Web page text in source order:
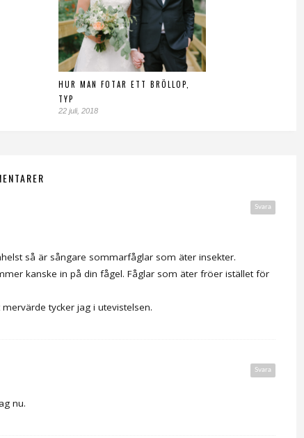
HUR MAN FOTAR ETT BRÖLLOP,
TYP
22 juli, 2018
Svara
så är sångare sommarfåglar som äter insekter.
kanske in på din fågel. Fåglar som äter fröer istället för
tycker jag i utevistelsen.
Svara
nu.